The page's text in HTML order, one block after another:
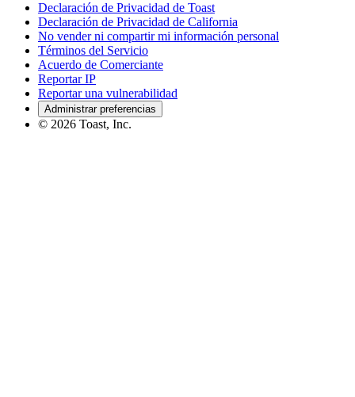
Declaración de Privacidad de Toast
Declaración de Privacidad de California
No vender ni compartir mi información personal
Términos del Servicio
Acuerdo de Comerciante
Reportar IP
Reportar una vulnerabilidad
Administrar preferencias
© 2026 Toast, Inc.